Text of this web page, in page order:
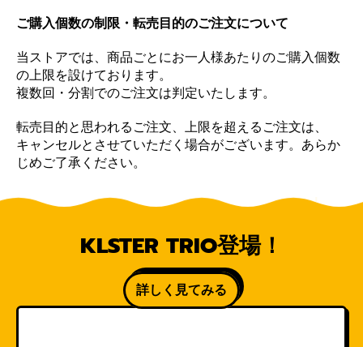
ご購入個数の制限・転売目的のご注文について
当ストアでは、商品ごとにお一人様あたりのご購入個数
の上限を設けております。
複数回・分割でのご注文は判定いたします。
転売目的と思われるご注文、上限を超えるご注文は、
キャンセルとさせていただく場合がございます。あらか
じめご了承ください。
KLSTER TRIO登場！
詳しく見てみる